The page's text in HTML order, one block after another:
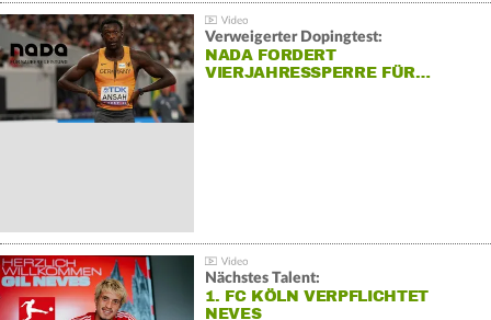
Verweigerter Dopingtest:
NADA FORDERT
VIERJAHRESSPERRE FÜR…
Nächstes Talent:
1. FC KÖLN VERPFLICHTET
NEVES